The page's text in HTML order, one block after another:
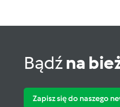
Bądźna
Zapisz się do naszego